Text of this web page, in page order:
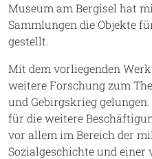
Museum am Bergisel hat
Sammlungen die Objekte
gestellt.
Mit dem vorliegenden
weitere Forschung zum
und Gebirgskrieg
für die weitere
vor allem im Bereich der
Sozialgeschichte und einer